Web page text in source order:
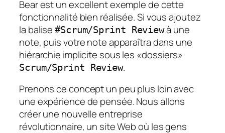
Bear est un excellent exemple de cette
fonctionnalité bien réalisée. Si vous ajoutez
la balise#Scrum/Sprint Reviewà une
note, puis votre note apparaîtra dans une
hiérarchie implicite sous les «dossiers»
Scrum/Sprint Review.
Prenons ce concept un peu plus loin avec
une expérience de pensée. Nous allons
créer une nouvelle entreprise
révolutionnaire, un site Web où les gens